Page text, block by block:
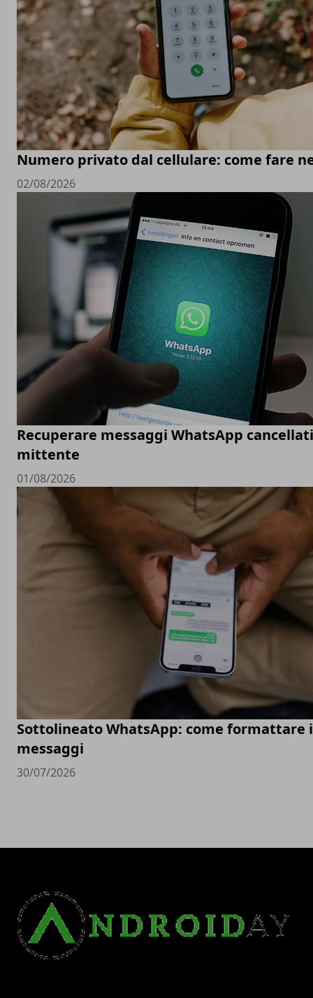
Numero privato dal cellulare: come fare
02/08/2026
Recuperare messaggi WhatsApp
mittente
01/08/2026
Sottolineato WhatsApp: come formattare i
messaggi
30/07/2026